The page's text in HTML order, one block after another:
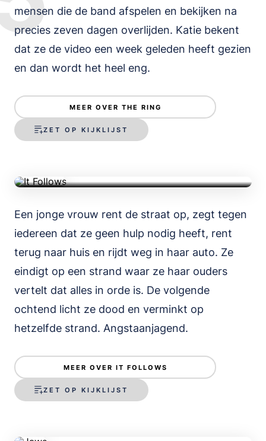
mensen die de band afspelen en bekijken na
precies zeven dagen overlijden. Katie bekent
dat ze de video een week geleden heeft gezien
en dan wordt het heel eng.
MEER OVER THE RING
ZET OP KIJKLIJST
It Follows
Film • Horror • 1u 40m • 2014 • IMDb 6.8
Een jonge vrouw rent de straat op, zegt tegen
iedereen dat ze geen hulp nodig heeft, rent
terug naar huis en rijdt weg in haar auto. Ze
eindigt op een strand waar ze haar ouders
vertelt dat alles in orde is. De volgende
ochtend licht ze dood en verminkt op
hetzelfde strand. Angstaanjagend.
MEER OVER IT FOLLOWS
ZET OP KIJKLIJST
Jaws
Film • Thriller • 2u 04m • 1975 • IMDb 8.1